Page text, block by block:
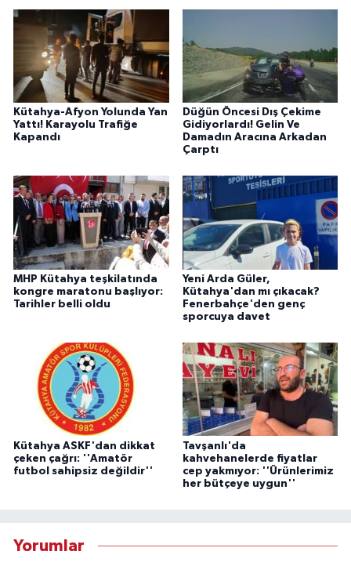
Kütahya-Afyon Yolunda Yan
Yattı! Karayolu Trafiğe
Kapandı
Düğün Öncesi Dış Çekime
Gidiyorlardı! Gelin Ve
Damadın Aracına Arkadan
Çarptı
MHP Kütahya teşkilatında
kongre maratonu başlıyor:
Tarihler belli oldu
Yeni Arda Güler,
Kütahya'dan mı çıkacak?
Fenerbahçe'den genç
sporcuya davet
Kütahya ASKF'dan dikkat
çeken çağrı: ''Amatör
futbol sahipsiz değildir''
Tavşanlı'da
kahvehanelerde fiyatlar
cep yakmıyor: ''Ürünlerimiz
her bütçeye uygun''
Yorumlar